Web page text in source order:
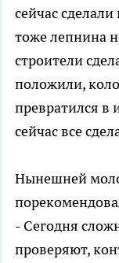
сейчас
тоже лепнина
строители
положили,
превратился в
сейчас все
Нынешней
- Сегодня
проверяют,